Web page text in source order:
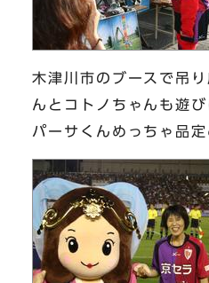
木津川市のブースで吊
んとコトノちゃんも遊
パーサくんめっちゃ品